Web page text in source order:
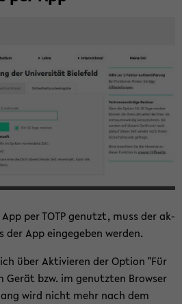
per TOTP ge­nutzt, muss der ak­
App ein­ge­ge­ben wer­den.
über Ak­ti­vie­ren der Op­ti­on "Für
Gerät bzw. im ge­nutz­ten Brow­ser
wird nicht mehr nach dem